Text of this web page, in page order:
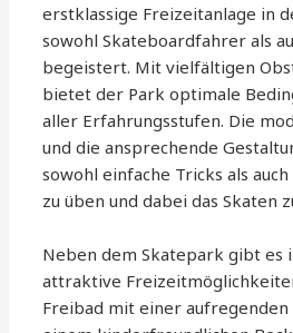
erstklassige Freizeitanlage in
sowohl Skateboardfahrer als
begeistert. Mit vielfältigen
bietet der Park optimale
aller Erfahrungsstufen. Die
und die ansprechende
sowohl einfache Tricks als
zu üben und dabei das Skaten
Neben dem Skatepark gibt es
attraktive
Freibad mit einer aufregenden